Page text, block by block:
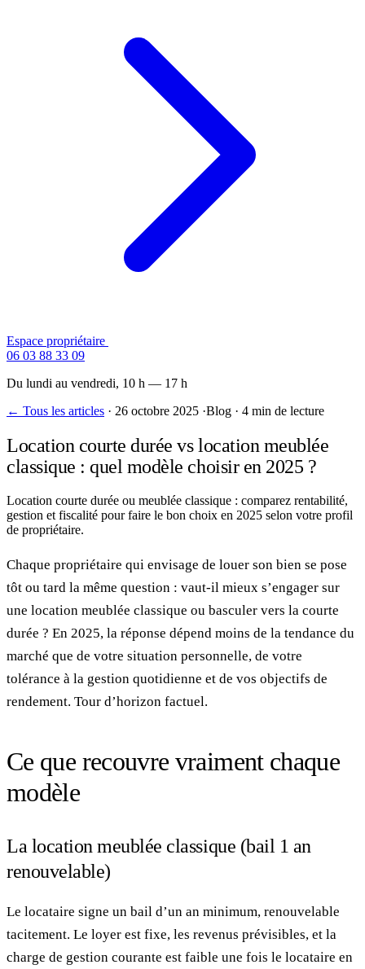
Espace propriétaire
06 03 88 33 09
Du lundi au vendredi, 10 h — 17 h
← Tous les articles · 26 octobre 2025 ·Blog · 4 min de lecture
Location courte durée vs location meublée
classique : quel modèle choisir en 2025 ?
Location courte durée ou meublée classique : comparez rentabilité,
gestion et fiscalité pour faire le bon choix en 2025 selon votre profil
de propriétaire.
Chaque propriétaire qui envisage de louer son bien se pose
tôt ou tard la même question : vaut-il mieux s’engager sur
une location meublée classique ou basculer vers la courte
durée ? En 2025, la réponse dépend moins de la tendance du
marché que de votre situation personnelle, de votre
tolérance à la gestion quotidienne et de vos objectifs de
rendement. Tour d’horizon factuel.
Ce que recouvre vraiment chaque
modèle
La location meublée classique (bail 1 an
renouvelable)
Le locataire signe un bail d’un an minimum, renouvelable
tacitement. Le loyer est fixe, les revenus prévisibles, et la
charge de gestion courante est faible une fois le locataire en